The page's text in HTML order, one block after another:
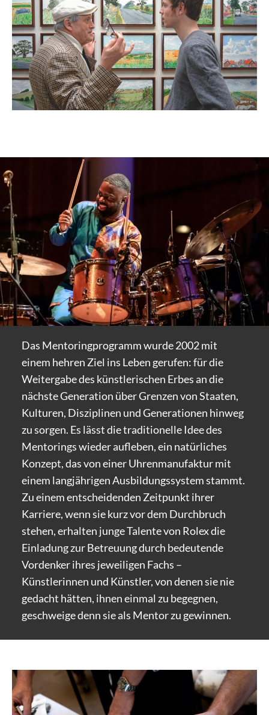
Das Mentoringprogramm wurde 2002 mit
einem hehren Ziel ins Leben gerufen: für die
Weitergabe des künstlerischen Erbes an die
nächste Generation über Grenzen von Staaten,
Kulturen, Disziplinen und Generationen hinweg
zu sorgen. Es lässt die traditionelle Idee des
Mentorings wieder aufleben, ein natürliches
Konzept, das von einer Uhrenmanufaktur mit
einem langjährigen Ausbildungssystem stammt.
Zu einem entscheidenden Zeitpunkt ihrer
Karriere, wenn sie kurz vor dem Durchbruch
stehen, erhalten junge Talente von Rolex die
Einladung zur Betreuung durch bedeutende
Vordenker ihres jeweiligen Fachs –
Künstlerinnen und Künstler, von denen sie nie
gedacht hätten, ihnen einmal zu begegnen,
geschweige denn sie als Mentor zu gewinnen.